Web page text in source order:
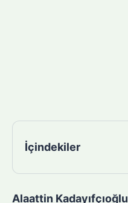
İçindekiler
Alaattin Kadayıfçıoğlu